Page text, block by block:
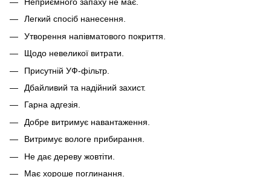
Легкий спосіб нанесення.
Утворення напівматового покриття.
Щодо невеликої витрати.
Присутній УФ-фільтр.
Дбайливий та надійний захист.
Гарна адгезія.
Добре витримує навантаження.
Витримує вологе прибирання.
Не дає дереву жовтіти.
Має хороше поглинання.